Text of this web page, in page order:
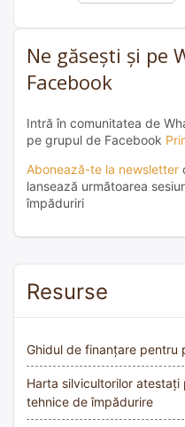
Ne găsești și pe
Facebook
Intră în comunitatea de
pe grupul de Facebook
Abonează-te la newsletter
lansează următoarea
împăduriri
Resurse
Ghidul de finanțare pentru
Harta silvicultorilor
tehnice de împădurire